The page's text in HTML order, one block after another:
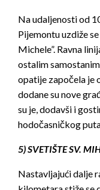
Na udaljenosti od
Pijemontu uzdiže
Michele”. Ravna
ostalim
opatije započela je
dodane su nove
su je, dodavši i
hodočasničkog
5) SVETIŠTE SV.
Nastavljajući dalje